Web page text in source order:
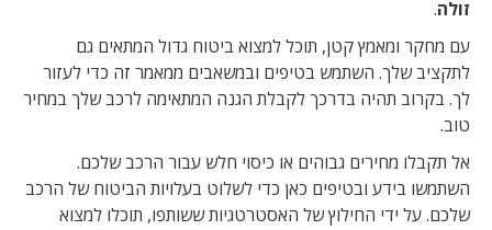
זולה.
עם מחקר ומאמץ קטן, תוכל למצוא ביטוח גדול המתאים גם
לתקציב שלך. השתמש בטיפים ובמשאבים ממאמר זה כדי לעזור
לך. בקרוב תהיה בדרכך לקבלת הגנה המתאימה לרכב שלך במחיר
טוב.
אל תקבלו מחירים גבוהים או כיסוי חלש עבור הרכב שלכם.
השתמשו בידע ובטיפים כאן כדי לשלוט בעלויות הביטוח של הרכב
שלכם. על ידי החילוץ של האסטרטגיות ששותפו, תוכלו למצוא